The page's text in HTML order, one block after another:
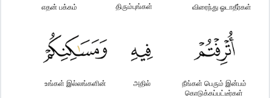
விரைந்து ஓடாதீர்கள்
திரும்புங்கள்
எதன் பக்கம்
நீங்கள் பெரும் இன்பம்
கொடுக்கப்பட்டீர்கள்
அதில்
உங்கள் இல்லங்களின்